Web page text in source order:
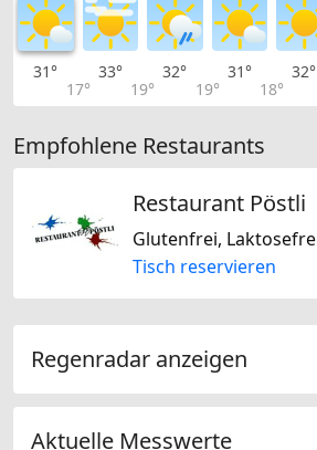
31°
17°
33°
19°
32°
19°
31°
18°
32°
Empfohlene Restaurants
Restaurant Pöstli
Tisch reservieren
Regenradar anzeigen
Aktuelle Messwerte